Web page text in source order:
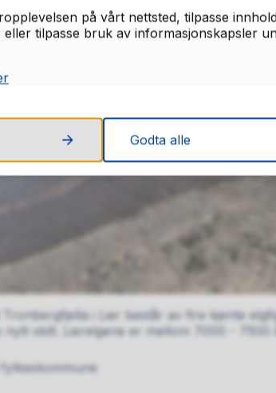
i Lier består av fire kjente
skilt. Lierelgene er mellom 7000 - 7500
på vårt nettsted, tilpasse
tilpasse bruk av informasjonskapsler
Godta alle